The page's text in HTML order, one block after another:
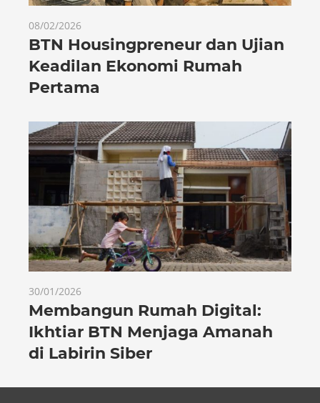
08/02/2026
BTN Housingpreneur dan Ujian
Keadilan Ekonomi Rumah
Pertama
30/01/2026
Membangun Rumah Digital:
Ikhtiar BTN Menjaga Amanah
di Labirin Siber